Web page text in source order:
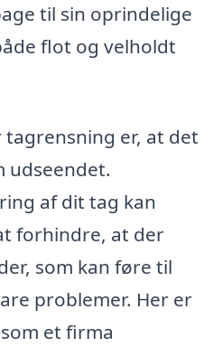
til sin oprindelige
flot og velholdt
er, at det
udseendet.
af dit tag kan
forhindre, at der
som kan føre til
problemer. Her er
et firma